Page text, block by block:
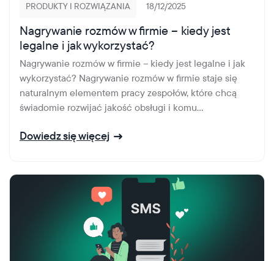
PRODUKTY I ROZWIĄZANIA 18/12/2025
Nagrywanie rozmów w firmie – kiedy jest
legalne i jak wykorzystać?
Nagrywanie rozmów w firmie – kiedy jest legalne i jak
wykorzystać? Nagrywanie rozmów w firmie staje się
naturalnym elementem pracy zespołów, które chcą
świadomie rozwijać jakość obsługi i komu...
Dowiedz się więcej